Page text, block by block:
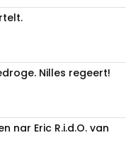
Nilles regeert!
nar Eric R.i.d.O. van